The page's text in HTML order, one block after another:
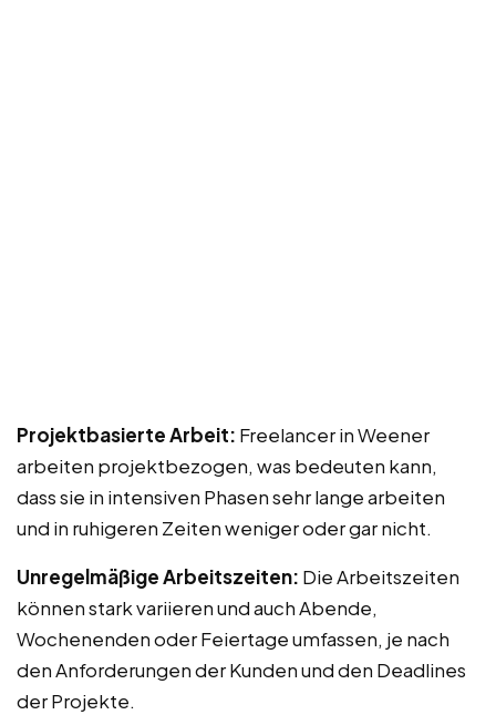
Projektbasierte Arbeit: Freelancer in Weener
arbeiten projektbezogen, was bedeuten kann,
dass sie in intensiven Phasen sehr lange arbeiten
und in ruhigeren Zeiten weniger oder gar nicht.
Unregelmäßige Arbeitszeiten: Die Arbeitszeiten
können stark variieren und auch Abende,
Wochenenden oder Feiertage umfassen, je nach
den Anforderungen der Kunden und den Deadlines
der Projekte.